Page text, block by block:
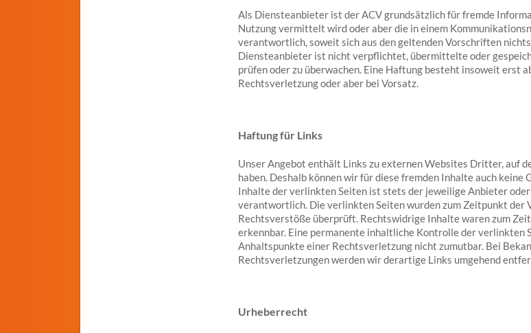
Als Diensteanbieter ist der ACV grundsätzlich für fremde
Nutzung vermittelt wird oder aber die in einem
verantwortlich, soweit sich aus den geltenden Vorschriften
Diensteanbieter ist nicht verpflichtet, übermittelte oder
prüfen oder zu überwachen. Eine Haftung besteht insoweit erst
Rechtsverletzung oder aber bei Vorsatz.
Haftung für Links
Unser Angebot enthält Links zu externen Websites Dritter, auf
haben. Deshalb können wir für diese fremden Inhalte auch keine
Inhalte der verlinkten Seiten ist stets der jeweilige Anbieter
verantwortlich. Die verlinkten Seiten wurden zum Zeitpunkt der
Rechtsverstöße überprüft. Rechtswidrige Inhalte waren zum
erkennbar. Eine permanente inhaltliche Kontrolle der verlinkten
Anhaltspunkte einer Rechtsverletzung nicht zumutbar. Bei
Rechtsverletzungen werden wir derartige Links umgehend
Urheberrecht